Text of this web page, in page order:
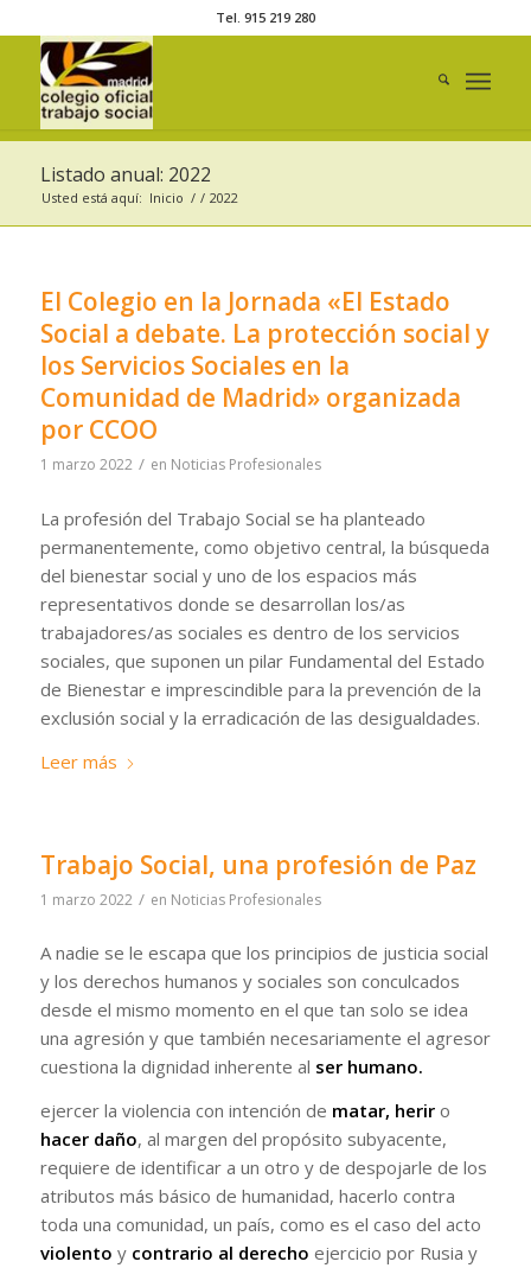
Tel. 915 219 280
Listado anual: 2022
Usted está aquí: Inicio / / 2022
El Colegio en la Jornada «El Estado
Social a debate. La protección social y
los Servicios Sociales en la
Comunidad de Madrid» organizada
por CCOO
1 marzo 2022 / en Noticias Profesionales
La profesión del Trabajo Social se ha planteado
permanentemente, como objetivo central, la búsqueda
del bienestar social y uno de los espacios más
representativos donde se desarrollan los/as
trabajadores/as sociales es dentro de los servicios
sociales, que suponen un pilar Fundamental del Estado
de Bienestar e imprescindible para la prevención de la
exclusión social y la erradicación de las desigualdades.
Leer más
Trabajo Social, una profesión de Paz
1 marzo 2022 / en Noticias Profesionales
A nadie se le escapa que los principios de justicia social
y los derechos humanos y sociales son conculcados
desde el mismo momento en el que tan solo se idea
una agresión y que también necesariamente el agresor
cuestiona la dignidad inherente al ser humano.
ejercer la violencia con intención de matar, heriro
hacer daño, al margen del propósito subyacente,
requiere de identificar a un otro y de despojarle de los
atributos más básico de humanidad, hacerlo contra
toda una comunidad, un país, como es el caso del acto
violento y contrario al derecho ejercicio por Rusia y